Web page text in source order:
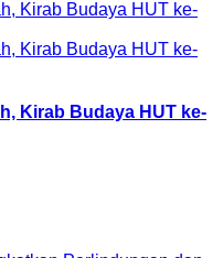
Kirab Budaya HUT ke-